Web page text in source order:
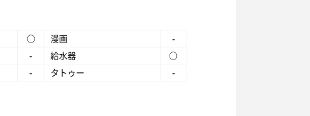
○ 漫画
-
- 給水器
○
- タトゥー -